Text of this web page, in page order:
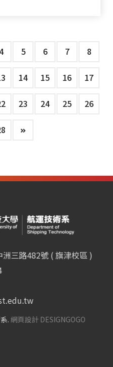
4 5 6 7 8
14 15 16 17
23 24 25 26
三路482號 ( 旗津校區 )
. 網頁設計 DESIGNGOGO